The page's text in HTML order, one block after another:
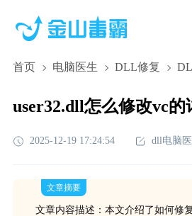
首页 电脑医生 DLL修复
user32.dll怎么修改vc
2025-12-19 17:24:54 dll电脑
文章摘要
文章内容描述：本文介绍了如何修